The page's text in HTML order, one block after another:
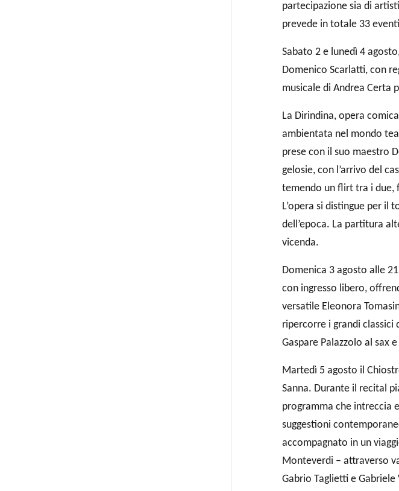
partecipazione sia di
prevede in totale 33
Sabato 2 e lunedì 4
Domenico Scarlatti, con
musicale di Andrea Certa
La Dirindina, opera
ambientata nel mondo
prese con il suo maestro
gelosie, con l’arrivo del
temendo un flirt tra i due,
L’opera si distingue per il
dell’epoca. La partitura
vicenda.
Domenica 3 agosto alle
con ingresso libero,
versatile Eleonora
ripercorre i grandi classici
Gaspare Palazzolo al sax
Martedì 5 agosto il
Sanna. Durante il recital
programma che intreccia
suggestioni
accompagnato in un
Monteverdi – attraverso
Gabrio Taglietti e